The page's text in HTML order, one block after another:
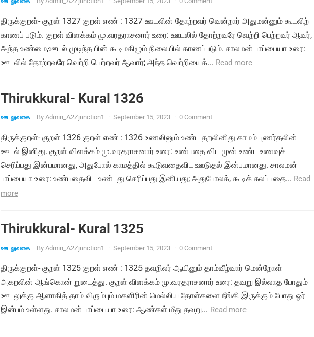
திருக்குறள்- குறள் 1327 குறள் எண் : 1327 ஊடலின் தோற்றவர் வென்றார் அதுமன்னும் கூடலிற்
காணப் படும். குறள் விளக்கம் மு.வரதராசனார் உரை: ஊடலில் தோற்றவரே வெற்றி பெற்றவர் ஆவர்,
அந்த உண்மை,ஊடல் முடிந்த பின் கூடிமகிழும் நிலையில் காணப்படும். சாலமன் பாப்பையா உரை:
ஊடலில் தோற்றவரே வெற்றி பெற்றவர் ஆவார்; அந்த வெற்றியைக்... Read more
Thirukkural- Kural 1326
ஊடலுவகை By Admin_A2Zjunction1 · September 15, 2023 · 0 Comment
திருக்குறள்- குறள் 1326 குறள் எண் : 1326 உணலினும் உண்ட தறலினிது காமம் புணர்தலின்
ஊடல் இனிது. குறள் விளக்கம் மு.வரதராசனார் உரை: உண்பதை விட முன் உண்ட உணவுச்
செரிப்பது இன்பமானது, அதுபோல் காமத்தில் கூடுவதைவிட ஊடுதல் இன்பமானது. சாலமன்
பாப்பையா உரை: உண்பதைவிட உண்டது செரிப்பது இனியது; அதுபோலக், கூடிக் கலப்பதை... Read
more
Thirukkural- Kural 1325
ஊடலுவகை By Admin_A2Zjunction1 · September 15, 2023 · 0 Comment
திருக்குறள்- குறள் 1325 குறள் எண் : 1325 தவறிலர் ஆயினும் தாம்வீழ்வார் மென்றோள்
அகறலின் ஆங்கொன் றுடைத்து. குறள் விளக்கம் மு.வரதராசனார் உரை: தவறு இல்லாத போதும்
ஊடலுக்கு ஆளாகித் தாம் விரும்பும் மகளிரின் மெல்லிய தோள்களை நீங்கி இருக்கும் போது ஓர்
இன்பம் உள்ளது. சாலமன் பாப்பையா உரை: ஆண்கள் மீது தவறு... Read more